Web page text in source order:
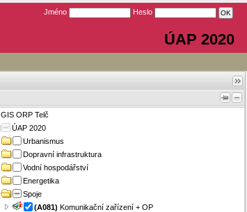
Jméno Heslo
ÚAP 2020
GIS ORP Telč
ÚAP 2020
Urbanismus
Dopravní infrastruktura
Vodní hospodářství
Energetika
Spoje
(A081) Komunikační zařízení + OP